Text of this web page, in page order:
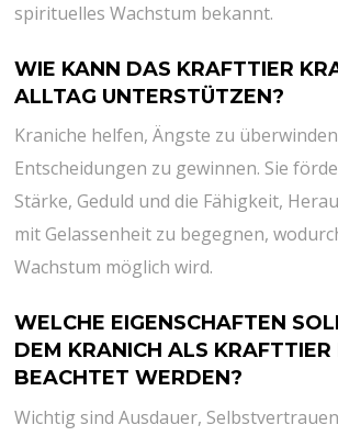
spirituelles Wachstum bekannt.
WIE KANN ‌DAS⁤ KRAFTTIER
ALLTAG UNTERSTÜTZEN?
Kraniche‌ helfen, Ängste zu
​Entscheidungen zu⁢ gewinnen. Sie
Stärke, Geduld und ​die Fähigkeit,⁣
mit ⁣Gelassenheit ⁣zu begegnen,
Wachstum⁤ möglich wird.
WELCHE​ EIGENSCHAFTEN‍
DEM⁤ KRANICH ⁣ALS ⁢KRAFTTIER⁣
BEACHTET WERDEN?
Wichtig sind Ausdauer,